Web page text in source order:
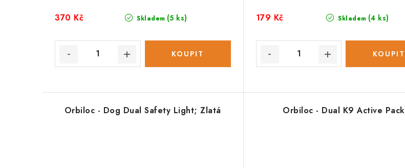
Skladem (5 ks)
370 Kč Skladem (4 ks)
179 Kč
Orbiloc - Dog Dual Safety Light; Zlatá Orbiloc - Dual K9 Active Pack